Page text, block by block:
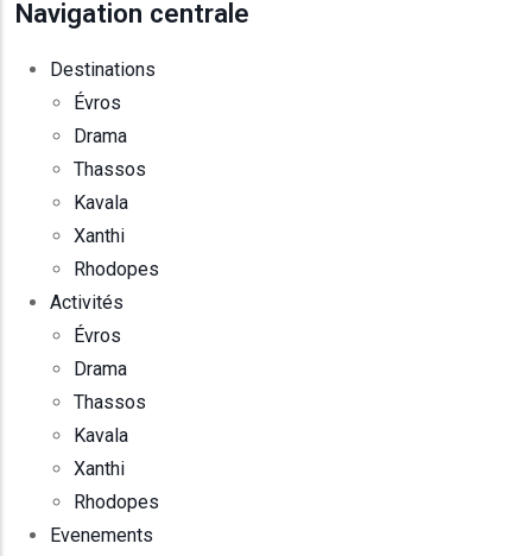
Navigation centrale
Destinations
Évros
Drama
Thassos
Kavala
Xanthi
Rhodopes
Activités
Évros
Drama
Thassos
Kavala
Xanthi
Rhodopes
Evenements